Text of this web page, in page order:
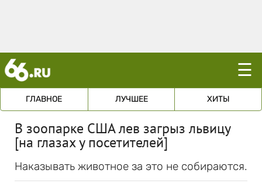
☰
ГЛАВНОЕ ЛУЧШЕЕ ХИТЫ
В зоопарке США лев загрыз львицу
[на глазах у посетителей]
Наказывать животное за это не собираются.